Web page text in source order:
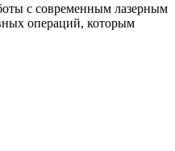
с современным лазерным
операций, которым